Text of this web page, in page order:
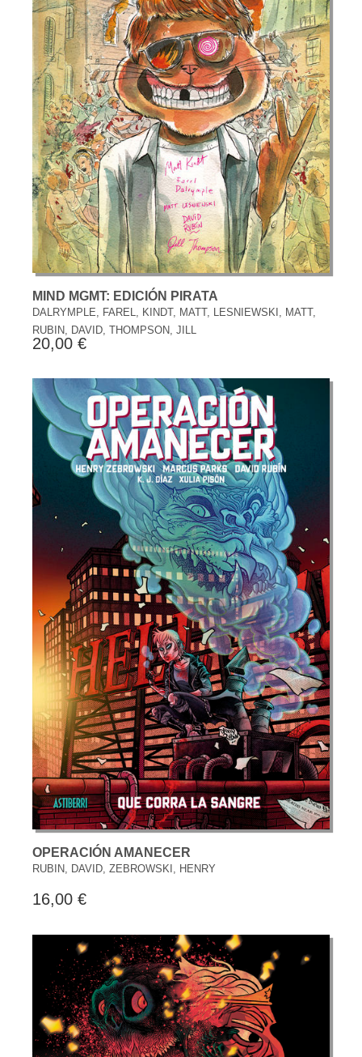
MIND MGMT: EDICIÓN PIRATA
DALRYMPLE, FAREL, KINDT, MATT, LESNIEWSKI, MATT,
RUBIN, DAVID, THOMPSON, JILL
20,00 €
OPERACIÓN AMANECER
RUBIN, DAVID, ZEBROWSKI, HENRY
16,00 €